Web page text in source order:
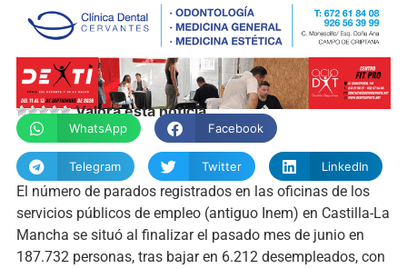
Valora esta noticia
WhatsApp Facebook
Telegram Twitter LinkedIn
El número de parados registrados en las oficinas de los
servicios públicos de empleo (antiguo Inem) en Castilla-La
Mancha se situó al finalizar el pasado mes de junio en
187.732 personas, tras bajar en 6.212 desempleados, con